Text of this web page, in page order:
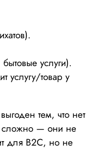
услуги).
товар у
тем, что нет
сложно — они не
для B2C, но не